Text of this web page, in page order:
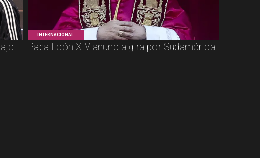
INTERNACIONAL
Papa León XIV anuncia gira por Sudamérica